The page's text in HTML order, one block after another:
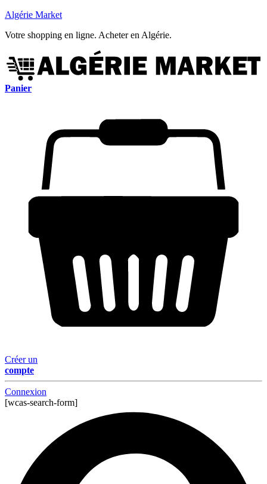
Algérie Market
Votre shopping en ligne. Acheter en Algérie.
Panier
Créer un
compte
Connexion
[wcas-search-form]